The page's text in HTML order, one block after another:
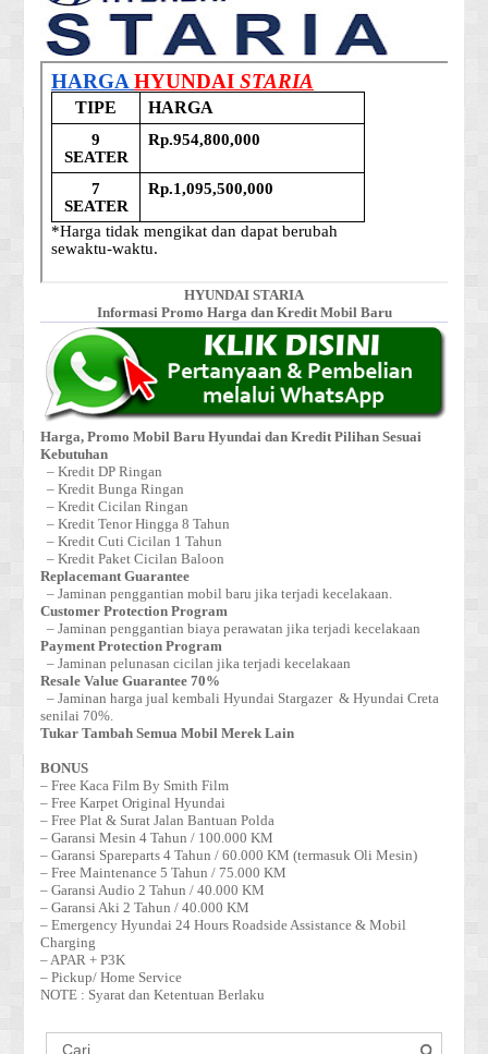
HYUNDAI STARIA
Informasi Promo Harga dan Kredit Mobil Baru
Harga, Promo Mobil Baru Hyundai dan Kredit Pilihan Sesuai
Kebutuhan
– Kredit DP Ringan
– Kredit Bunga Ringan
– Kredit Cicilan Ringan
– Kredit Tenor Hingga 8 Tahun
– Kredit Cuti Cicilan 1 Tahun
– Kredit Paket Cicilan Baloon
Replacemant Guarantee
– Jaminan penggantian mobil baru jika terjadi kecelakaan.
Customer Protection Program
– Jaminan penggantian biaya perawatan jika terjadi kecelakaan
Payment Protection Program
– Jaminan pelunasan cicilan jika terjadi kecelakaan
Resale Value Guarantee 70%
– Jaminan harga jual kembali Hyundai Stargazer & Hyundai Creta
senilai 70%.
Tukar Tambah Semua Mobil Merek Lain
BONUS
– Free Kaca Film By Smith Film
– Free Karpet Original Hyundai
– Free Plat & Surat Jalan Bantuan Polda
– Garansi Mesin 4 Tahun / 100.000 KM
– Garansi Spareparts 4 Tahun / 60.000 KM (termasuk Oli Mesin)
– Free Maintenance 5 Tahun / 75.000 KM
– Garansi Audio 2 Tahun / 40.000 KM
– Garansi Aki 2 Tahun / 40.000 KM
– Emergency Hyundai 24 Hours Roadside Assistance & Mobil
Charging
– APAR + P3K
– Pickup/ Home Service
NOTE : Syarat dan Ketentuan Berlaku